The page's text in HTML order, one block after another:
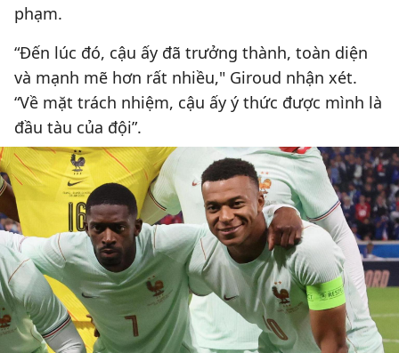
phạm.
“Đến lúc đó, cậu ấy đã trưởng thành, toàn diện
và mạnh mẽ hơn rất nhiều," Giroud nhận xét.
“Về mặt trách nhiệm, cậu ấy ý thức được mình là
đầu tàu của đội”.